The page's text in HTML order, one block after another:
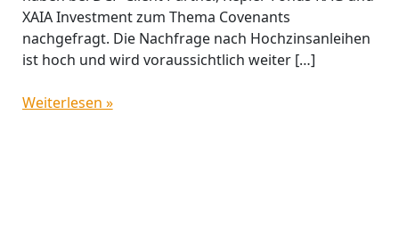
XAIA Investment zum Thema Covenants
nachgefragt. Die Nachfrage nach Hochzinsanleihen
ist hoch und wird voraussichtlich weiter […]
Weiterlesen »